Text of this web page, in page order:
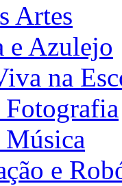
Artes
e Azulejo
na
Fotografia
Música
e